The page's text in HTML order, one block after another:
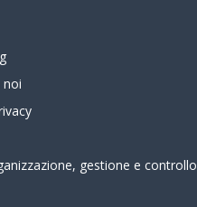
noi
gestione e controllo